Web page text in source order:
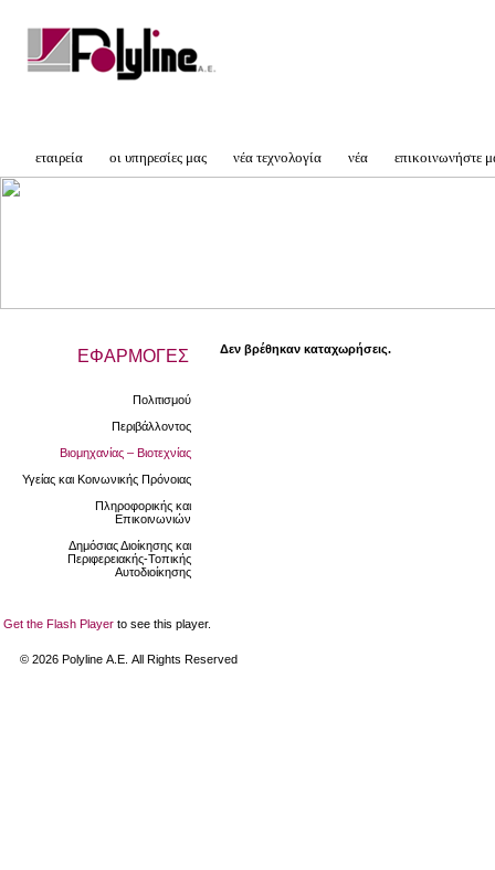
εταιρεία οι υπηρεσίες μας νέα τεχνολογία νέα επικοινωνήστε
ΕΦΑΡΜΟΓΕΣ
Πολιτισμού
Περιβάλλοντος
Βιομηχανίας – Βιοτεχνίας
Υγείας και Κοινωνικής Πρόνοιας
Πληροφορικής και
Επικοινωνιών
Δημόσιας Διοίκησης και
Περιφερειακής-Τοπικής
Αυτοδιοίκησης
Δεν βρέθηκαν καταχωρήσεις.
Get the Flash Player to see this player.
© 2026 Polyline Α.Ε. All Rights Reserved